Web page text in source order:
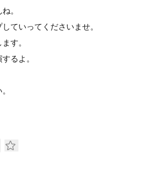
。
ていってくださいませ。
す。
るよ。